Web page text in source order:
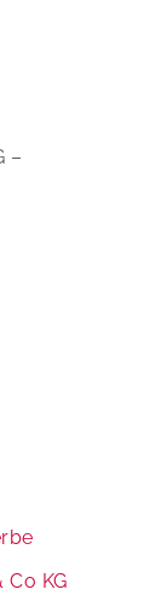
–
KG